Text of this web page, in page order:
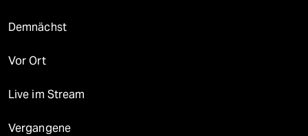
Demnächst
Vor Ort
Live im Stream
Vergangene